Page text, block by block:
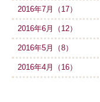
2016年7月（17）
2016年6月（12）
2016年5月（8）
2016年4月（16）